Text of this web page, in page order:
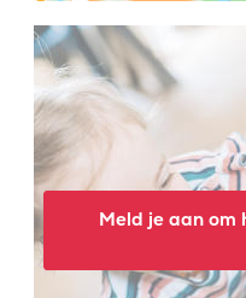
Meld je aan om